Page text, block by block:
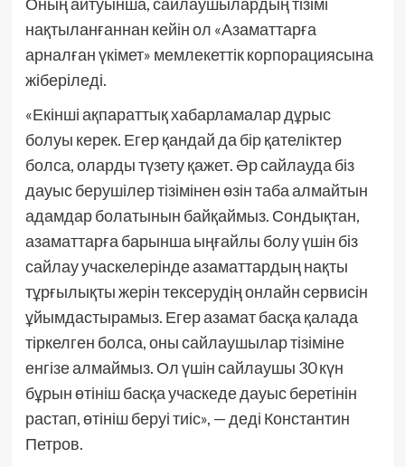
нақтыланғаннан кейін ол «Азаматтарға
арналған үкімет» мемлекеттік корпорациясына
жіберіледі.
«Екінші ақпараттық хабарламалар дұрыс
болуы керек. Егер қандай да бір қателіктер
болса, оларды түзету қажет. Әр сайлауда біз
дауыс берушілер тізімінен өзін таба алмайтын
адамдар болатынын байқаймыз. Сондықтан,
азаматтарға барынша ыңғайлы болу үшін біз
сайлау учаскелерінде азаматтардың нақты
тұрғылықты жерін тексерудің онлайн сервисін
ұйымдастырамыз. Егер азамат басқа қалада
тіркелген болса, оны сайлаушылар тізіміне
енгізе алмаймыз. Ол үшін сайлаушы 30 күн
бұрын өтініш басқа учаскеде дауыс беретінін
растап, өтініш беруі тиіс», — деді Константин
Петров.